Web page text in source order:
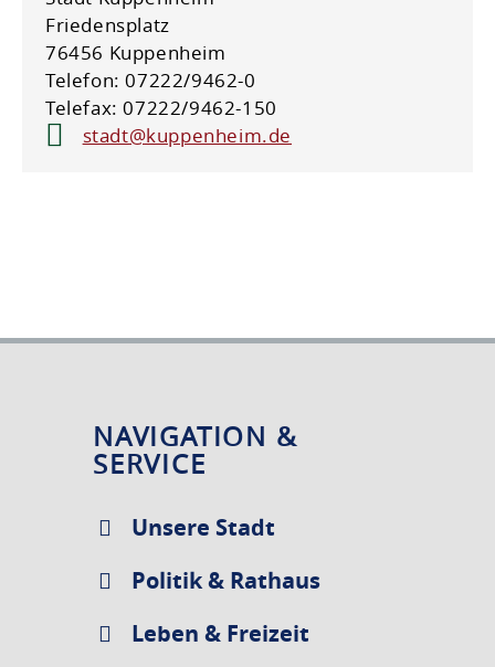
Friedensplatz
76456 Kuppenheim
Telefon: 07222/9462-0
Telefax: 07222/9462-150
stadt@kuppenheim.de
NAVIGATION &
SERVICE
Unsere Stadt
Politik & Rathaus
Leben & Freizeit